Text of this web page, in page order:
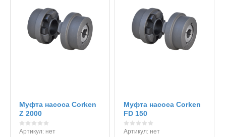
Муфта насоса Corken
Z 2000
Артикул: нет
Муфта насоса Corken
FD 150
Артикул:нет